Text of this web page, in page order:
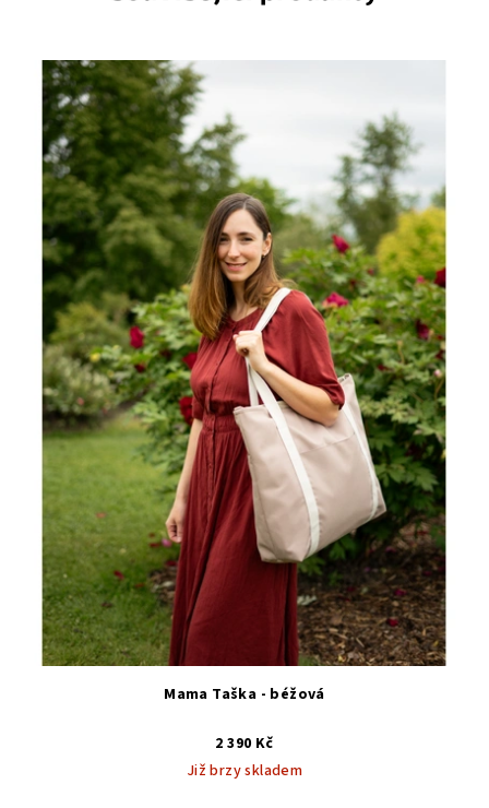
Mama Taška - béžová
2 390 Kč
Již brzy skladem